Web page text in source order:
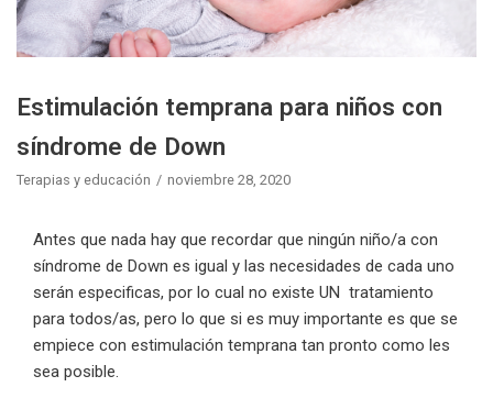
Estimulación temprana para niños con
síndrome de Down
Terapias y educación noviembre 28, 2020
Antes que nada hay que recordar que ningún niño/a con
síndrome de Down es igual y las necesidades de cada uno
serán especificas, por lo cual no existe UN tratamiento
para todos/as, pero lo que si es muy importante es que se
empiece con estimulación temprana tan pronto como les
sea posible.